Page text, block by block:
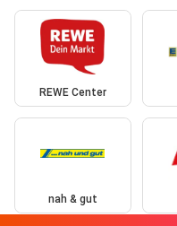
REWE Center
nah & gut